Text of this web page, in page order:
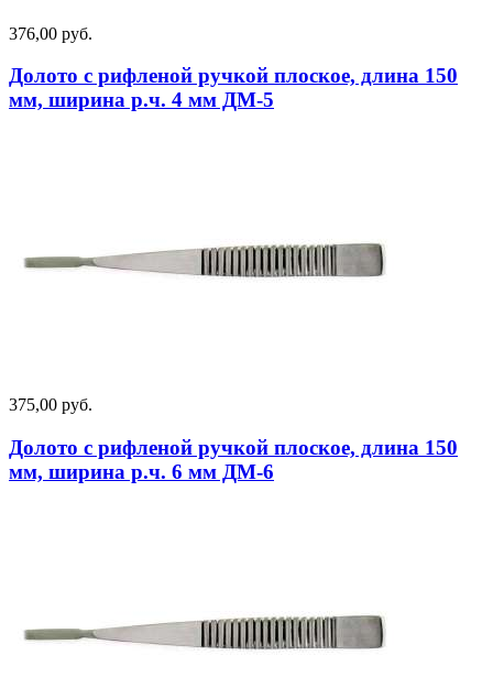
376,00 руб.
Долото с рифленой ручкой плоское, длина 150
мм, ширина р.ч. 4 мм ДМ-5
375,00 руб.
Долото с рифленой ручкой плоское, длина 150
мм, ширина р.ч. 6 мм ДМ-6